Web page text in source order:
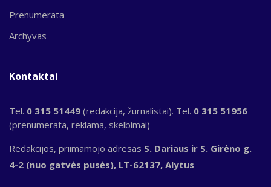
Prenumerata
Archyvas
Kontaktai
Tel. 0 315 51449 (redakcija, žurnalistai). Tel. 0 315 51956
(prenumerata, reklama, skelbimai)
Redakcijos, priimamojo adresas S. Dariaus ir S. Girėno g.
4-2 (nuo gatvės pusės), LT-62137, Alytus